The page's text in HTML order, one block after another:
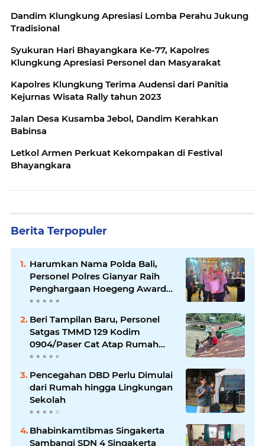
Dandim Klungkung Apresiasi Lomba Perahu Jukung
Tradisional
Syukuran Hari Bhayangkara Ke-77, Kapolres
Klungkung Apresiasi Personel dan Masyarakat
Kapolres Klungkung Terima Audensi dari Panitia
Kejurnas Wisata Rally tahun 2023
Jalan Desa Kusamba Jebol, Dandim Kerahkan
Babinsa
Letkol Armen Perkuat Kekompakan di Festival
Bhayangkara
Berita Terpopuler
Harumkan Nama Polda Bali,
Personel Polres Gianyar Raih
Penghargaan Hoegeng Awards
2026
Beri Tampilan Baru, Personel
Satgas TMMD 129 Kodim
0904/Paser Cat Atap Rumah
Marbot
Pencegahan DBD Perlu Dimulai
dari Rumah hingga Lingkungan
Sekolah
Bhabinkamtibmas Singakerta
Sambangi SDN 4 Singakerta